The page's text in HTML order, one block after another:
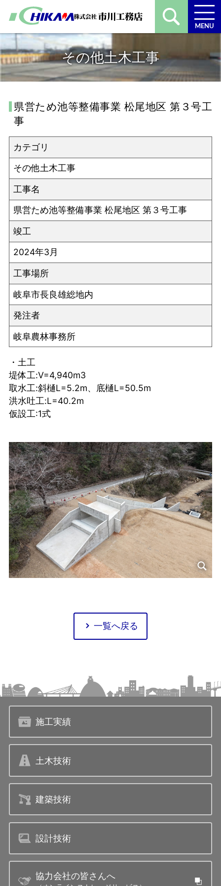
MENU
その他土木工事
県営ため池等整備事業 松尾地区 第３号工
事
カテゴリ
その他土木工事
工事名
県営ため池等整備事業 松尾地区 第３号工事
竣工
2024年3月
工事場所
岐阜市長良雄総地内
発注者
岐阜農林事務所
・土工
堤体工:V=4,940m3
取水工:斜樋L=5.2m、底樋L=50.5m
洪水吐工:L=40.2m
仮設工:1式
一覧へ戻る
施工実績
土木技術
建築技術
設計技術
協力会社の皆さんへ